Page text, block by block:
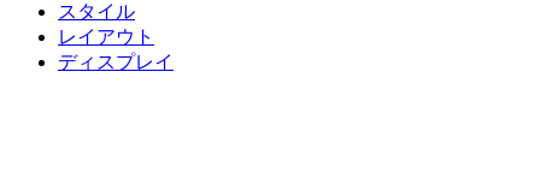
スタイル
レイアウト
ディスプレイ